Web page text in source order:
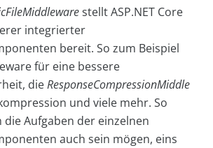
stellt ASP.NET Core
integrierter
bereit. So zum Beispiel
für eine bessere
dieResponseCompressionMiddle
und viele mehr. So
Aufgaben der einzelnen
auch sein mögen, eins